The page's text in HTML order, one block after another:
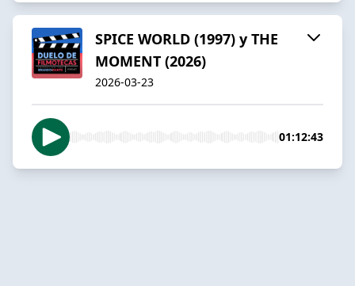
SPICE WORLD (1997) y THE
MOMENT (2026)
2026-03-23
01:12:43